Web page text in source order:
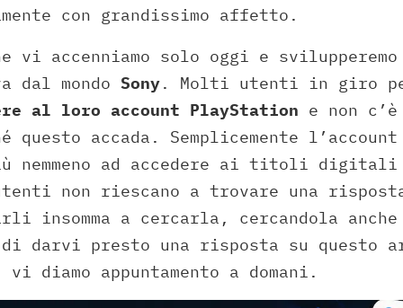
con grandissimo affetto.
vi accenniamo solo oggi e
dal mondo Sony. Molti utenti in giro
al loro account PlayStation e non
accada. Semplicemente
nemmeno ad accedere ai titoli
non riescano a trovare una
insomma a cercarla, cercandola
darvi presto una risposta su questo
diamo appuntamento a domani.